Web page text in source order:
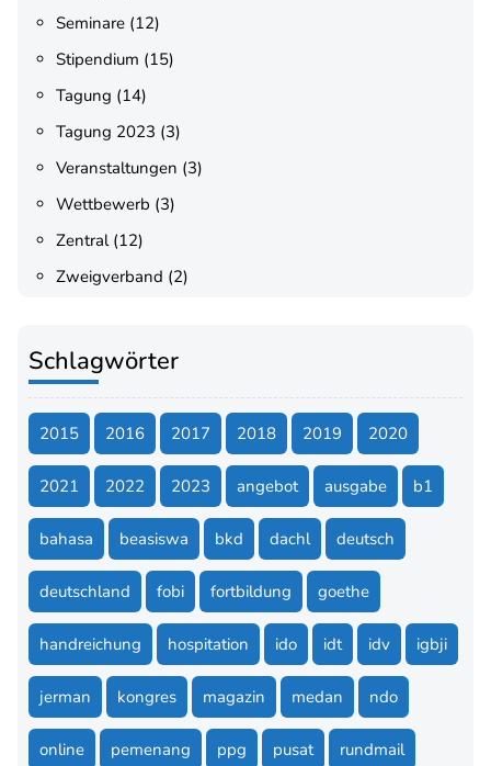
Seminare (12)
Stipendium (15)
Tagung (14)
Tagung 2023 (3)
Veranstaltungen (3)
Wettbewerb (3)
Zentral(12)
Zweigverband (2)
Schlagwörter
2015 2016 2017 2018 2019 2020
2021 2022 2023 angebot ausgabe b1
bahasa beasiswa bkd dachl deutsch
deutschland fobi fortbildung goethe
handreichung hospitation ido idt idv igbji
jerman kongres magazin medan ndo
online pemenang ppg pusat rundmail